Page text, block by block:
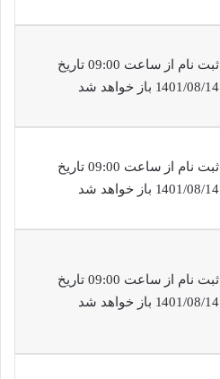
ثبت نام از ساعت 09:00 تاریخ
1401/08/14 باز خواهد شد
ثبت نام از ساعت 09:00 تاریخ
1401/08/14 باز خواهد شد
ثبت نام از ساعت 09:00 تاریخ
1401/08/14 باز خواهد شد